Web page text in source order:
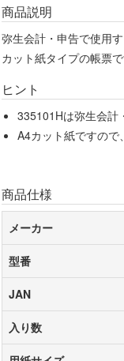
商品説明
弥生会計・申告で使用
カット紙タイプの帳票
ヒント
335101Hは弥生会計
A4カット紙ですので
商品仕様
メーカー
型番
JAN
入り数